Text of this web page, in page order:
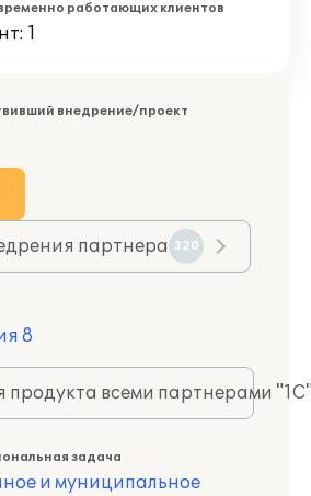
работающих клиентов
1
внедрение/проект
партнера 320
8
продукта всеми партнерами
задача
и муниципальное